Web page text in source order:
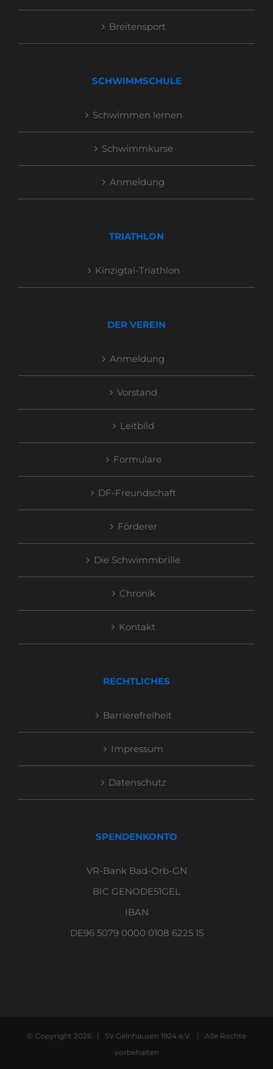
Breitensport
SCHWIMMSCHULE
Schwimmen lernen
Schwimmkurse
Anmeldung
TRIATHLON
Kinzigtal-Triathlon
DER VEREIN
Anmeldung
Vorstand
Leitbild
Formulare
DF-Freundschaft
Förderer
Die Schwimmbrille
Chronik
Kontakt
RECHTLICHES
Barrierefreiheit
Impressum
Datenschutz
SPENDENKONTO
VR-Bank Bad-Orb-GN
BIC GENODE51GEL
IBAN
DE96 5079 0000 0108 6225 15
© Copyright 2026 | SV Gelnhausen 1924 e.V. | Alle Rechte
vorbehalten